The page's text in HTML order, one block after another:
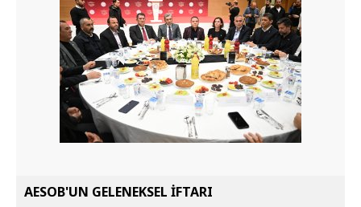
AESOB'UN GELENEKSEL İFTARI